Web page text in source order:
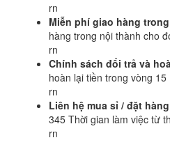
rn
Miễn phí giao hàng
hàng trong nội thành cho
rn
Chính sách đổi trả và
hoàn lại tiền trong vòng 15
rn
Liên hệ mua sỉ / đặt
345 Thời gian làm việc từ
rn